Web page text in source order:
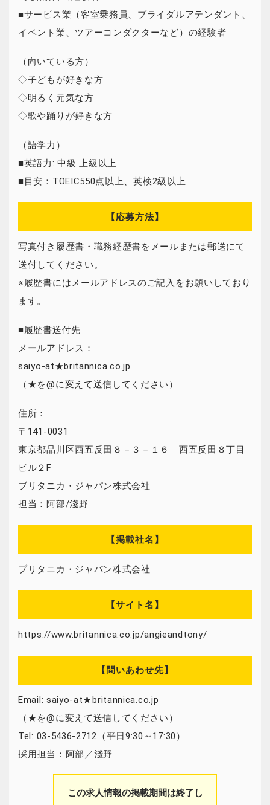
■サービス業（客室乗務員、ブライダルアテンダント、
イベント業、ツアーコンダクターなど）の経験者
（向いている方）
◇子どもが好きな方
◇明るく元気な方
◇歌や踊りが好きな方
（語学力）
■英語力: 中級 上級以上
■目安：TOEIC550点以上、英検2級以上
【応募方法】
写真付き履歴書・職務経歴書をメールまたは郵送にて
送付してください。
※履歴書にはメールアドレスのご記入をお願いしており
ます。
■履歴書送付先
メールアドレス：
saiyo-at★britannica.co.jp
（★を@に変えて送信してください）
住所：
〒141-0031
東京都品川区西五反田８－３－１６ 西五反田８丁目
ビル２F
ブリタニカ・ジャパン株式会社
担当：阿部/淺野
【掲載社名】
ブリタニカ・ジャパン株式会社
【サイト名】
https://www.britannica.co.jp/angieandtony/
【問いあわせ先】
Email: saiyo-at★britannica.co.jp
（★を@に変えて送信してください）
Tel: 03-5436-2712（平日9:30～17:30）
採用担当：阿部／淺野
この求人情報の掲載期間は終了し